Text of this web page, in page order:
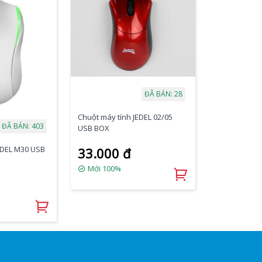
ĐÃ BÁN: 403
M30 USB
ĐÃ BÁN: 28
Chuột máy tính JEDEL 02/05
USB BOX
33.000 đ
Mới 100%